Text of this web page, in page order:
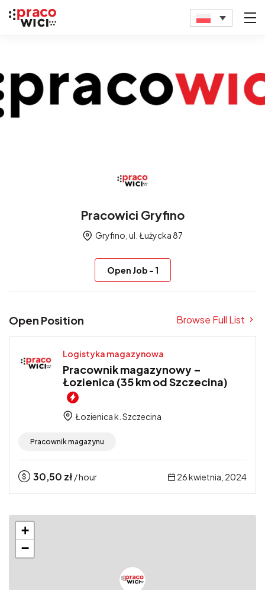
Pracowici Gryfino
Gryfino, ul. Łużycka 87
Open Job - 1
Open Position Browse Full List
Logistyka magazynowa
Pracownik magazynowy –
Łozienica (35 km od Szczecina)
Łozienica k. Szczecina
Pracownik magazynu
30,50 zł / hour 26 kwietnia, 2024
+
−